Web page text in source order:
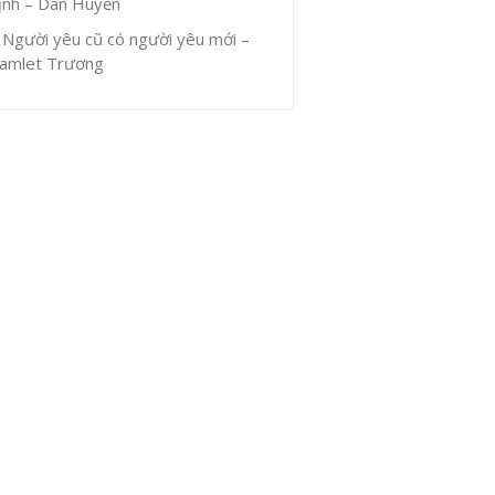
Người yêu cũ có người yêu mới –
Trương